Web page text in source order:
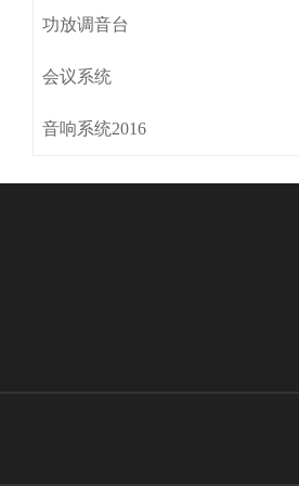
功放调音台
会议系统
音响系统2016